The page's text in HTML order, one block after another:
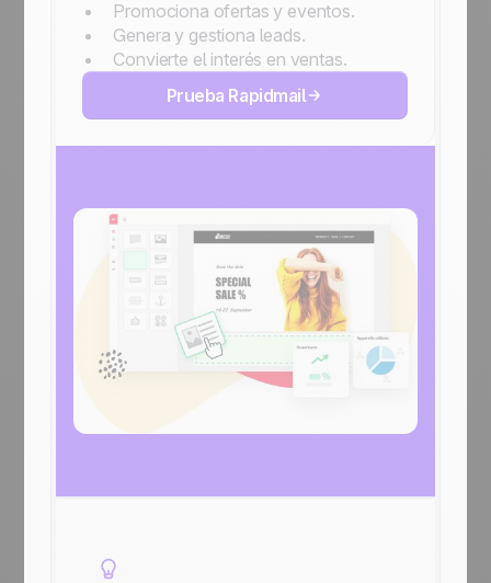
Promociona ofertas y eventos.
Genera y gestiona leads.
Convierte el interés en ventas.
Prueba Rapidmail